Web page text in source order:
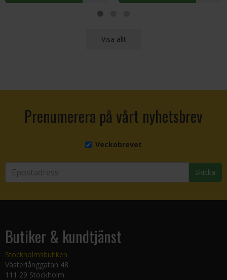
Visa allt
Prenumerera på vårt nyhetsbrev
Veckobrevet
Skicka
Butiker & kundtjänst
Stockholmsbutiken
Västerlånggatan 48
111 29 Stockholm